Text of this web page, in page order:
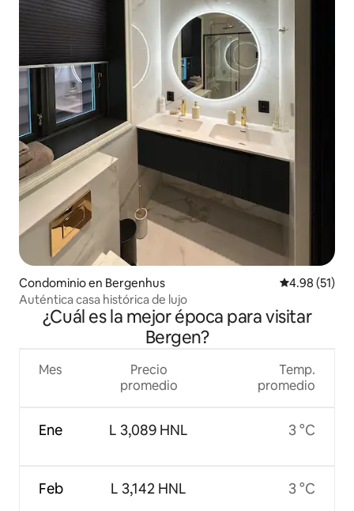
Condominio en Bergenhus Calificación
4.98 (51)
Auténtica casa histórica de lujo
¿Cuál es la mejor época para visitar
Bergen?
Mes
Ene
Feb
Precio
promedio
L 3,089 HNL
L 3,142 HNL
Temp.
promedio
3 °C
3 °C